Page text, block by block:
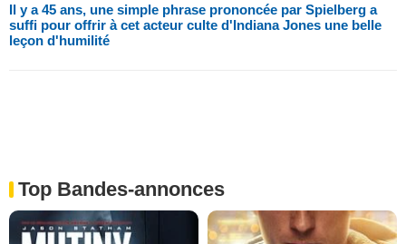
Il y a 45 ans, une simple phrase prononcée par Spielberg a
suffi pour offrir à cet acteur culte d'Indiana Jones une belle
leçon d'humilité
Top Bandes-annonces